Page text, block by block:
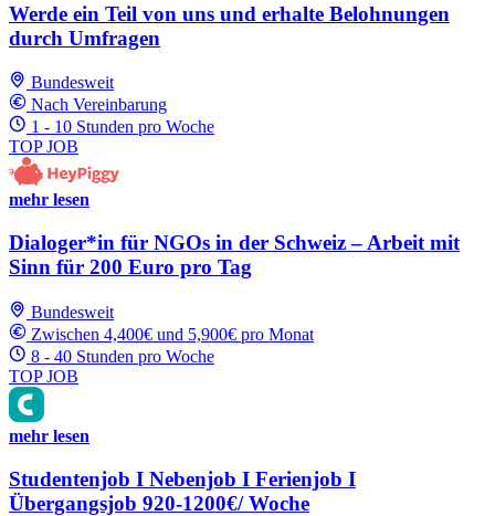
Werde ein Teil von uns und erhalte Belohnungen
durch Umfragen
Bundesweit
Nach Vereinbarung
1 - 10 Stunden pro Woche
TOP JOB
mehr lesen
Dialoger*in für NGOs in der Schweiz – Arbeit mit
Sinn für 200 Euro pro Tag
Bundesweit
Zwischen 4,400€ und 5,900€ pro Monat
8 - 40 Stunden pro Woche
TOP JOB
mehr lesen
Studentenjob I Nebenjob I Ferienjob I
Übergangsjob 920-1200€/ Woche